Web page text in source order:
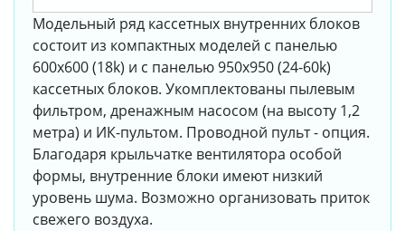
Модельный ряд кассетных внутренних блоков
состоит из компактных моделей с панелью
600х600 (18k) и с панелью 950х950 (24-60k)
кассетных блоков. Укомплектованы пылевым
фильтром, дренажным насосом (на высоту 1,2
метра) и ИК-пультом. Проводной пульт - опция.
Благодаря крыльчатке вентилятора особой
формы, внутренние блоки имеют низкий
уровень шума. Возможно организовать приток
свежего воздуха.